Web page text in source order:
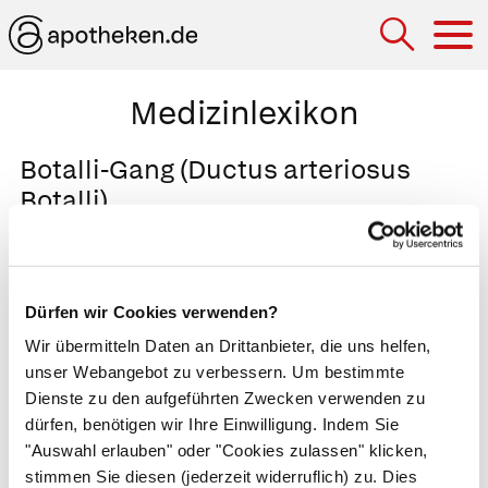
Dürfen wir Cookies verwenden?
Wir übermitteln Daten an Drittanbieter, die uns helfen,
unser Webangebot zu verbessern. Um bestimmte
Dienste zu den aufgeführten Zwecken verwenden zu
dürfen, benötigen wir Ihre Einwilligung. Indem Sie
"Auswahl erlauben" oder "Cookies zulassen" klicken,
stimmen Sie diesen (jederzeit widerruflich) zu. Dies
Medizinlexikon
Botalli-Gang (Ductus arteriosus
Botalli)
Verbindungsgang, der beim Ungeborenen die
verbindet. Der Botalli-Gang gewährleistet die
Durchblutung der Lunge und umgeht die bei
EmbryoundFötus noch funktionsunfähige
Lunge. Mit Einsetzen der Atmung nach der
Geburt verschließt sich der Botalli-Gang. Bleibt
er bestehen (Ductus arteriosus persistens),